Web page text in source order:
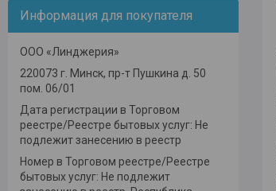
Информация для покупателя
ООО «Линджерия»
220073 г. Минск, пр-т Пушкина д. 50
пом. 06/01
Дата регистрации в Торговом
реестре/Реестре бытовых услуг: Не
подлежит занесению в реестр
Номер в Торговом реестре/Реестре
бытовых услуг: Не подлежит